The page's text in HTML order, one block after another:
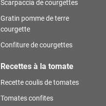
Scarpaccia de courgettes
Gratin pomme de terre
courgette
Confiture de courgettes
Recettes à la tomate
Recette coulis de tomates
Tomates confites